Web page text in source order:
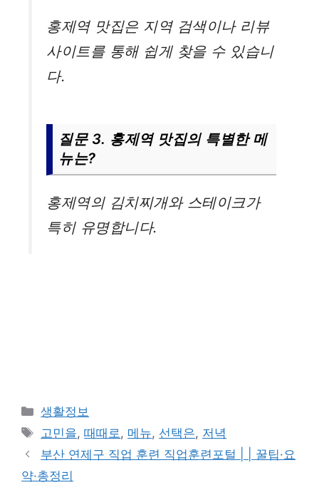
홍제역 맛집은 지역 검색이나 리뷰
사이트를 통해 쉽게 찾을 수 있습니
다.
질문 3. 홍제역 맛집의 특별한 메
뉴는?
홍제역의 김치찌개와 스테이크가
특히 유명합니다.
카
테
리
생활정보
태
그
고민을,때때로, 메뉴, 선택은, 저녁
부산 연제구 직업 훈련 직업훈련포털 | | 꿀팁·요
약·총정리